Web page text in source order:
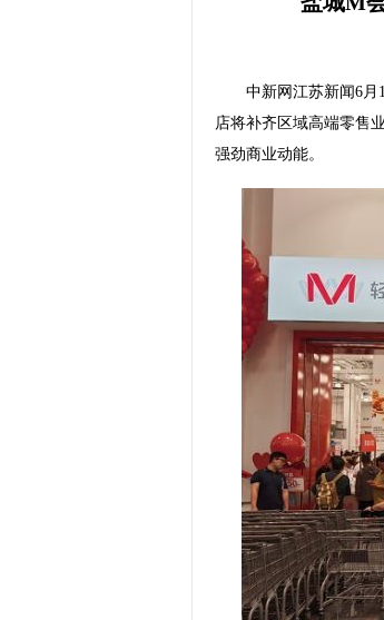
中新网江苏新闻6月
店将补齐区域高端零售
强劲商业动能。